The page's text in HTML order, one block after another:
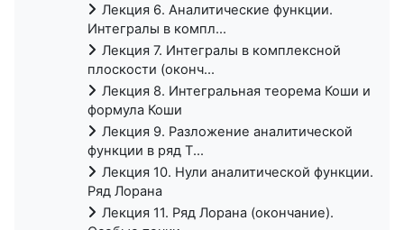
Лекция 6. Аналитические функции.
Интегралы в компл...
Лекция 7. Интегралы в комплексной
плоскости (оконч...
Лекция 8. Интегральная теорема Коши и
формула Коши
Лекция 9. Разложение аналитической
функции в ряд Т...
Лекция 10. Нули аналитической функции.
Ряд Лорана
Лекция 11. Ряд Лорана (окончание).